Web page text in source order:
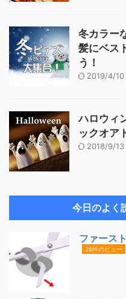
冬カラー
髪にベス
う！
2019/4/10
ハロウィ
ックオア
2018/9/13
今日のよく
ファース
26件のビュー